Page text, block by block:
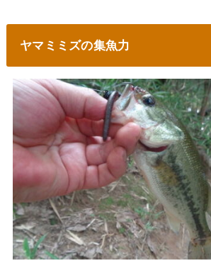
ヤマミミズの集魚力